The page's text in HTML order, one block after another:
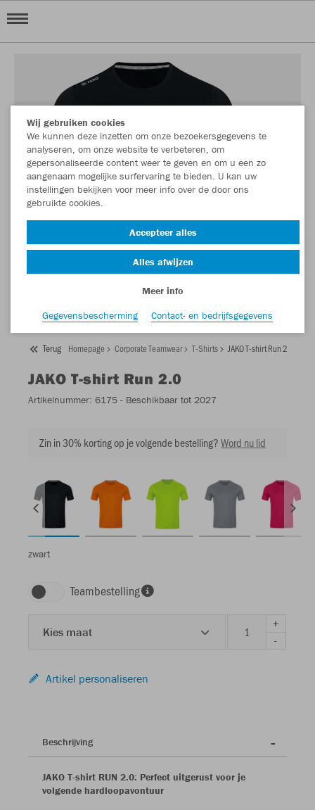
Terug Homepage Corporate Teamwear T-Shirts JAKO T-shirt Run 2.0
JAKO T-shirt Run 2.0
Artikelnummer: 6175 - Beschikbaar tot 2027
Zin in 30% korting op je volgende bestelling?Word nu lid
zwart
Teambestelling
Kies maat
+
-
Artikel personaliseren
Beschrijving
JAKO T-shirt RUN 2.0: Perfect uitgerust voor je
volgende hardloopavontuur
Wij gebruiken cookies
We kunnen deze inzetten om onze bezoekersgegevens te
analyseren, om onze website te verbeteren, om
gepersonaliseerde content weer te geven en om u een zo
aangenaam mogelijke surfervaring te bieden. U kan uw
instellingen bekijken voor meer info over de door ons
gebruikte cookies.
Accepteer alles
Alles afwijzen
Meer info
Gegevensbescherming
Contact- en bedrijfsgegevens